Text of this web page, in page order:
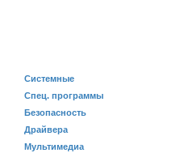
Системные
Спец. программы
Безопасность
Драйвера
Мультимедиа